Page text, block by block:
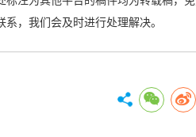
，我们会及时进行处理解决。